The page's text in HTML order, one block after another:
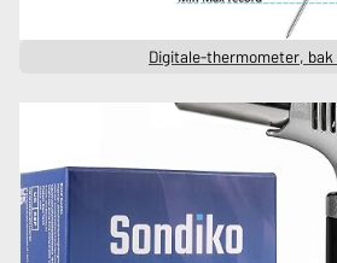
Digitale-thermometer, bak